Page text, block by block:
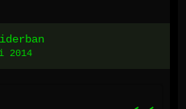
2014